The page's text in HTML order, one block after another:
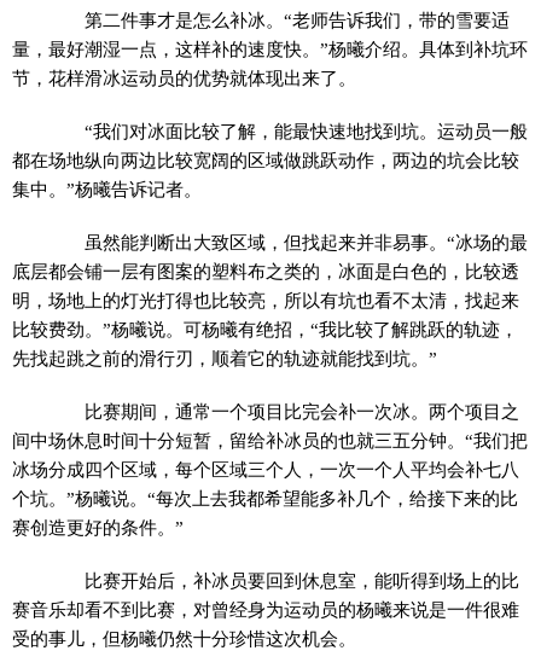
第二件事才是怎么补冰。“老师告诉我们，带的雪要适
量，最好潮湿一点，这样补的速度快。”杨曦介绍。具体到补坑环
节，花样滑冰运动员的优势就体现出来了。
“我们对冰面比较了解，能最快速地找到坑。运动员一般
都在场地纵向两边比较宽阔的区域做跳跃动作，两边的坑会比较
集中。”杨曦告诉记者。
虽然能判断出大致区域，但找起来并非易事。“冰场的最
底层都会铺一层有图案的塑料布之类的，冰面是白色的，比较透
明，场地上的灯光打得也比较亮，所以有坑也看不太清，找起来
比较费劲。”杨曦说。可杨曦有绝招，“我比较了解跳跃的轨迹，
先找起跳之前的滑行刃，顺着它的轨迹就能找到坑。”
比赛期间，通常一个项目比完会补一次冰。两个项目之
间中场休息时间十分短暂，留给补冰员的也就三五分钟。“我们把
冰场分成四个区域，每个区域三个人，一次一个人平均会补七八
个坑。”杨曦说。“每次上去我都希望能多补几个，给接下来的比
赛创造更好的条件。”
比赛开始后，补冰员要回到休息室，能听得到场上的比
赛音乐却看不到比赛，对曾经身为运动员的杨曦来说是一件很难
受的事儿，但杨曦仍然十分珍惜这次机会。